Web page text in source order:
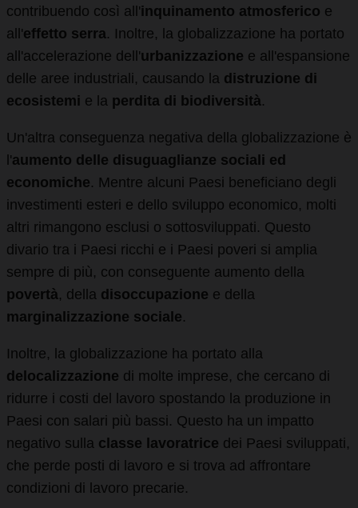
contribuendo così all'inquinamento atmosferico e
all'effetto serra. Inoltre, la globalizzazione ha portato
all'accelerazione dell'urbanizzazione e all'espansione
delle aree industriali, causando la distruzione di
ecosistemi e la perdita di biodiversità.
Un'altra conseguenza negativa della globalizzazione è
l'aumento delle disuguaglianze sociali ed
economiche. Mentre alcuni Paesi beneficiano degli
investimenti esteri e dello sviluppo economico, molti
altri rimangono esclusi o sottosviluppati. Questo
divario tra i Paesi ricchi e i Paesi poveri si amplia
sempre di più, con conseguente aumento della
povertà, della disoccupazione e della
marginalizzazione sociale.
Inoltre, la globalizzazione ha portato alla
delocalizzazione di molte imprese, che cercano di
ridurre i costi del lavoro spostando la produzione in
Paesi con salari più bassi. Questo ha un impatto
negativo sulla classe lavoratrice dei Paesi sviluppati,
che perde posti di lavoro e si trova ad affrontare
condizioni di lavoro precarie.